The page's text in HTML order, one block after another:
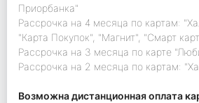
Приорбанка"
Рассрочка на 4 месяца по картам:
"Карта Покупок", "Магнит", "Смарт
Рассрочка на 3 месяца по карте
Рассрочка на 2 месяца по картам:
Возможна дистанционная оплата